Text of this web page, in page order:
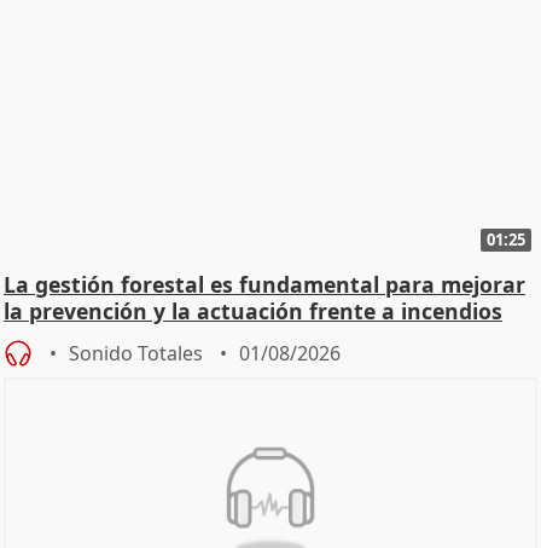
01:25
La gestión forestal es fundamental para mejorar
la prevención y la actuación frente a incendios
Sonido Totales 01/08/2026